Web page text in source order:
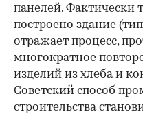
панелей. Фактически
построено здание
отражает процесс,
многократное
изделий из хлеба и
Советский способ
строительства